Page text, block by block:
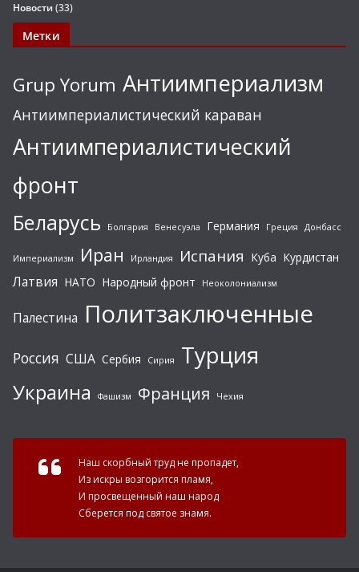
Новости(33)
Метки
Grup Yorum Антиимпериализм
Антиимпериалистический караван
Антиимпериалистический
фронт
Беларусь Болгария Венесуэла Германия Греция Донбасс
Империализм Иран Ирландия Испания Куба Курдистан
Латвия НАТО Народный фронт Неоколониализм
Палестина Политзаключенные
Россия США Сербия Сирия Турция
Украина Фашизм Франция Чехия
Наш скорбный труд не пропадет,
Из искры возгорится пламя,
И просвещенный наш народ
Сберется под святое знамя.